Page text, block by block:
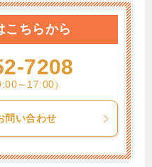
こちらから
7208
～17:00）
問い合わせ